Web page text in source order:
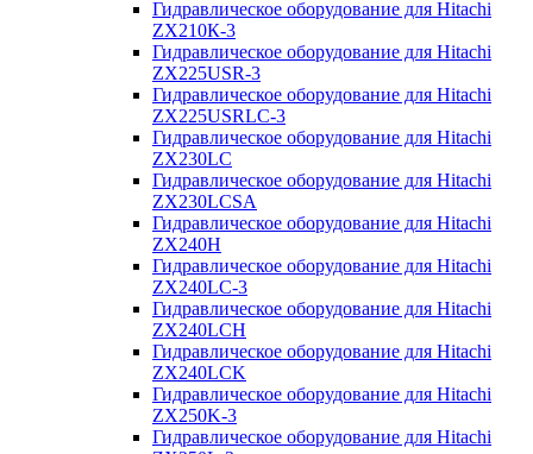
Гидравлическое оборудование для Hitachi
ZX210К-3
Гидравлическое оборудование для Hitachi
ZX225USR-3
Гидравлическое оборудование для Hitachi
ZX225USRLC-3
Гидравлическое оборудование для Hitachi
ZX230LC
Гидравлическое оборудование для Hitachi
ZX230LCSA
Гидравлическое оборудование для Hitachi
ZX240H
Гидравлическое оборудование для Hitachi
ZX240LC-3
Гидравлическое оборудование для Hitachi
ZX240LCH
Гидравлическое оборудование для Hitachi
ZX240LCK
Гидравлическое оборудование для Hitachi
ZX250K-3
Гидравлическое оборудование для Hitachi